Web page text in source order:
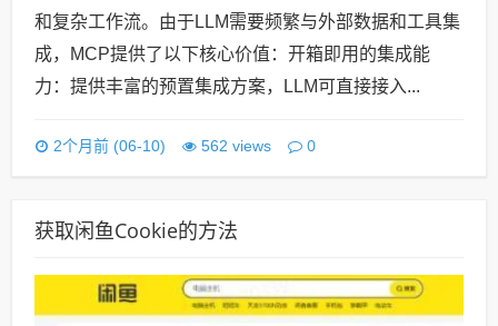
和复杂工作流。由于LLM需要频繁与外部数据和工具集
成，MCP提供了以下核心价值：开箱即用的集成能
力：提供丰富的预置集成方案，LLM可直接接入...
2个月前 (06-10) 562 views 0
获取闲鱼Cookie的方法